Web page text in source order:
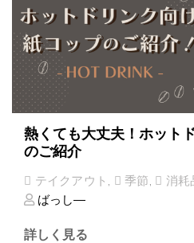
熱くても大丈夫！ホット
のご紹介
テイクアウト , 季節, 消耗
ばっし―
詳しく見る